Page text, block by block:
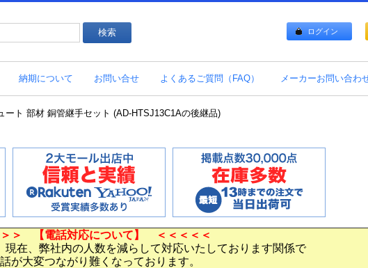
ログイン
納期について お問い合せ よくあるご質問（FAQ） メーカーお問い合わ
ート 部材 銅管継手セット (AD-HTSJ13C1Aの後継品)
＞＞ 【電話対応について】 ＜＜＜＜＜
現在、弊社内の人数を減らして対応いたしております関係で
が大変つながり難くなっております。